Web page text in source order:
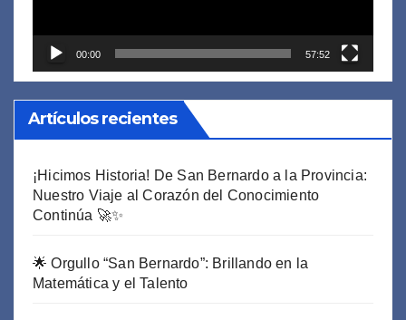
00:00 57:52
Artículos recientes
¡Hicimos Historia! De San Bernardo a la Provincia:
Nuestro Viaje al Corazón del Conocimiento
Continúa 🚀✨
🌟 Orgullo “San Bernardo”: Brillando en la
Matemática y el Talento